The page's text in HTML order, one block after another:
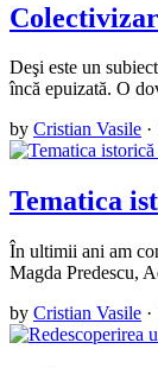
Deşi este un
încă epuizată. O
by Cristian Vasile ·
Tematica
În ultimii ani am
Magda Predescu,
by Cristian Vasile ·